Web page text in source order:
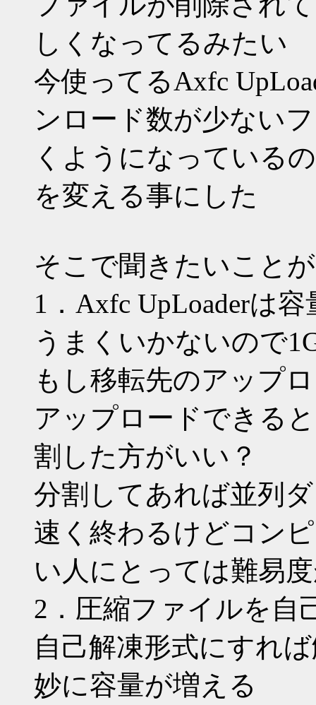
しくなってるみたい
今使ってるAxfc
ンロード数が少ない
くようになっている
を変える事にした
そこで聞きたいこと
1．Axfc UpLoaderは
うまくいかないので
もし移転先のアップ
アップロードできる
割した方がいい？
分割してあれば並列
速く終わるけどコン
い人にとっては難易
2．圧縮ファイルを自
自己解凍形式にすれ
妙に容量が増える